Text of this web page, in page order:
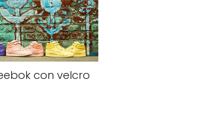
con velcro